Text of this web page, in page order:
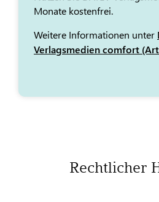
Monate kostenfrei.
Weitere Informationen unter
Verlagsmedien comfort
Rechtlicher